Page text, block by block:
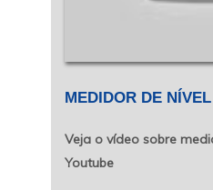
MEDIDOR DE NÍVEL
Veja o vídeo sobre
Youtube